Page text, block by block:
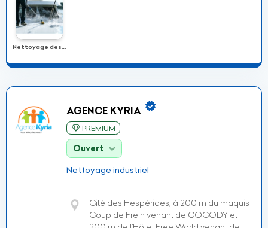
Nettoyage des cales de navires
AGENCE KYRIA
PREMIUM
Ouvert
Nettoyage industriel
Cité des Hespérides, à 200 m du maquis
Coup de Frein venant de COCODY et